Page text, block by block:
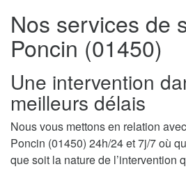
Nos services de
Poncin (01450)
Une intervention
meilleurs délais
Nous vous mettons en relation
Poncin (01450) 24h/24 et 7j/7 où
que soit la nature de l’intervention